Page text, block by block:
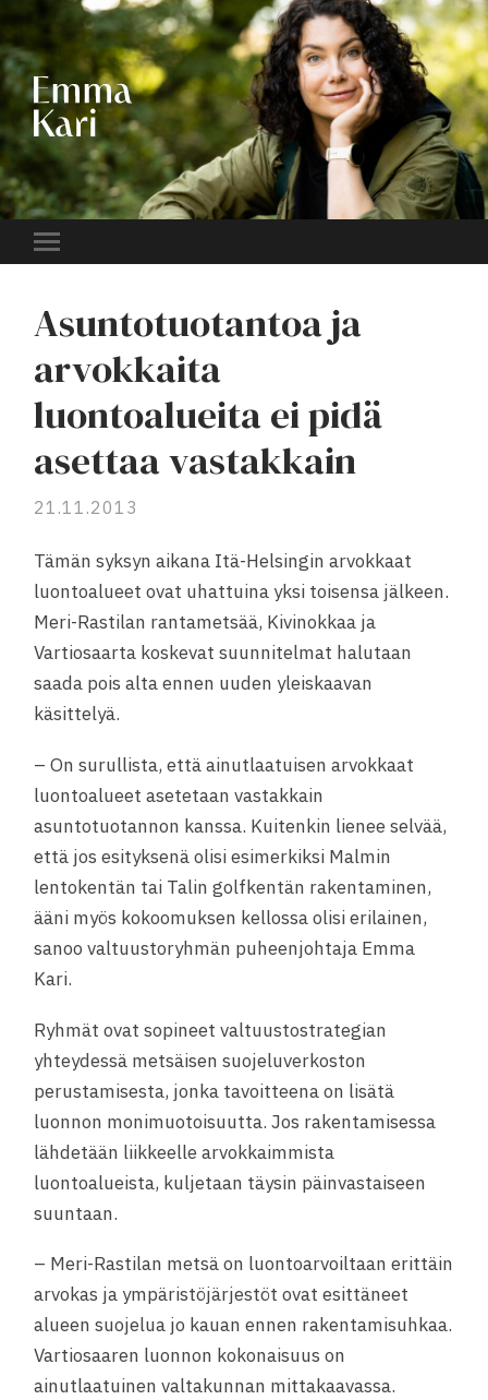
EMMA
KARI
Toggle
Asuntotuotantoa ja
arvokkaita
luontoalueita ei pidä
asettaa vastakkain
21.11.2013
Tämän syksyn aikana Itä-Helsingin arvokkaat
luontoalueet ovat uhattuina yksi toisensa jälkeen.
Meri-Rastilan rantametsää, Kivinokkaa ja
Vartiosaarta koskevat suunnitelmat halutaan
saada pois alta ennen uuden yleiskaavan
käsittelyä.
– On surullista, että ainutlaatuisen arvokkaat
luontoalueet asetetaan vastakkain
asuntotuotannon kanssa. Kuitenkin lienee selvää,
että jos esityksenä olisi esimerkiksi Malmin
lentokentän tai Talin golfkentän rakentaminen,
ääni myös kokoomuksen kellossa olisi erilainen,
sanoo valtuustoryhmän puheenjohtaja Emma
Kari.
Ryhmät ovat sopineet valtuustostrategian
yhteydessä metsäisen suojeluverkoston
perustamisesta, jonka tavoitteena on lisätä
luonnon monimuotoisuutta. Jos rakentamisessa
lähdetään liikkeelle arvokkaimmista
luontoalueista, kuljetaan täysin päinvastaiseen
suuntaan.
– Meri-Rastilan metsä on luontoarvoiltaan erittäin
arvokas ja ympäristöjärjestöt ovat esittäneet
alueen suojelua jo kauan ennen rakentamisuhkaa.
Vartiosaaren luonnon kokonaisuus on
ainutlaatuinen valtakunnan mittakaavassa.